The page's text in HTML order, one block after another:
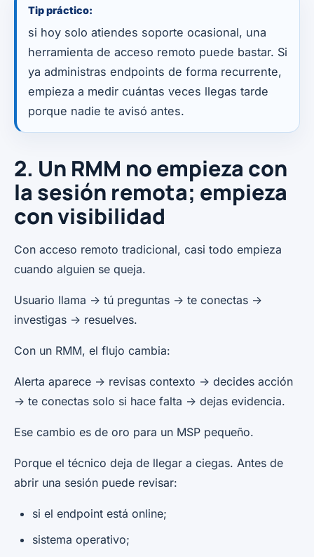
Tip práctico:
si hoy solo atiendes soporte ocasional, una
herramienta de acceso remoto puede bastar. Si
ya administras endpoints de forma recurrente,
empieza a medir cuántas veces llegas tarde
porque nadie te avisó antes.
2. Un RMM no empieza con
la sesión remota; empieza
con visibilidad
Con acceso remoto tradicional, casi todo empieza
cuando alguien se queja.
Usuario llama -> tú preguntas -> te conectas ->
investigas -> resuelves.
Con un RMM, el flujo cambia:
Alerta aparece -> revisas contexto -> decides acción
-> te conectas solo si hace falta -> dejas evidencia.
Ese cambio es de oro para un MSP pequeño.
Porque el técnico deja de llegar a ciegas. Antes de
abrir una sesión puede revisar:
si el endpoint está online;
sistema operativo;